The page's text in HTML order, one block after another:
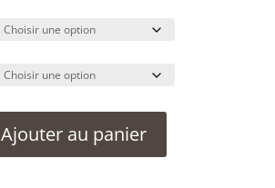
Ajouter au panier